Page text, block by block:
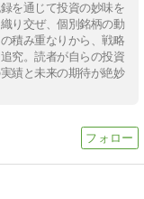
を通じて投資の妙味を
り交ぜ、個別銘柄の動
積み重なりから、戦略
究。読者が自らの投資
績と未来の期待が絶妙